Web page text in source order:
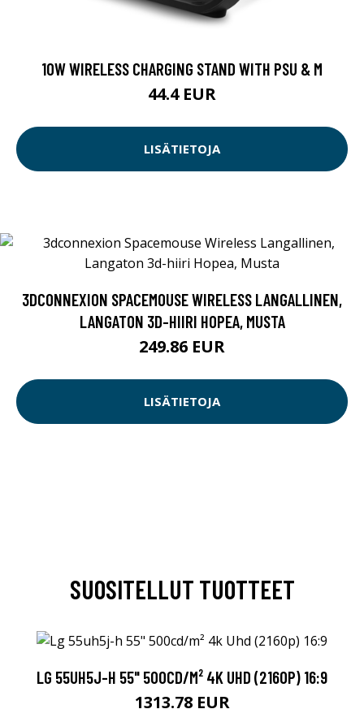
10W WIRELESS CHARGING STAND WITH PSU & M
44.4 EUR
LISÄTIETOJA
3DCONNEXION SPACEMOUSE WIRELESS LANGALLINEN,
LANGATON 3D-HIIRI HOPEA, MUSTA
249.86 EUR
LISÄTIETOJA
SUOSITELLUT TUOTTEET
LG 55UH5J-H 55" 500CD/M² 4K UHD (2160P) 16:9
1313.78 EUR